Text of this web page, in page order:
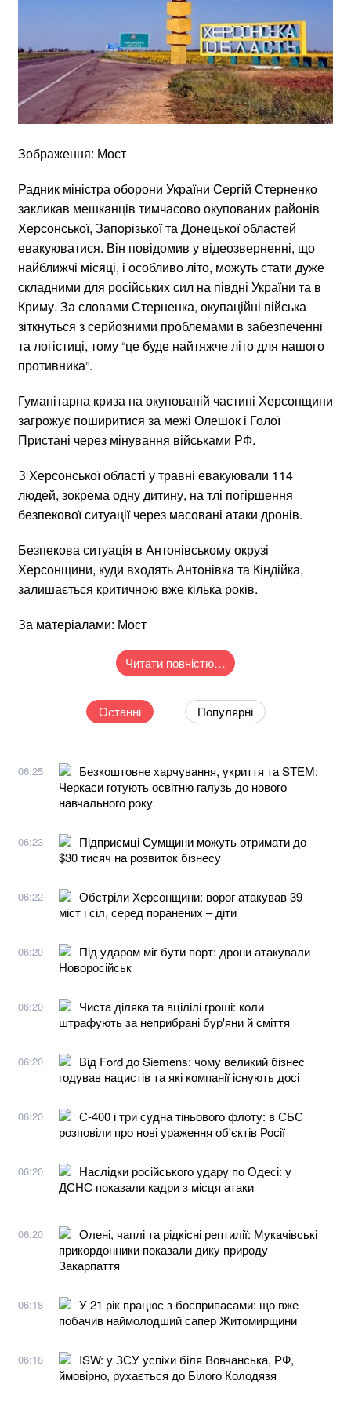
Зображення: Мост
Радник міністра оборони України Сергій Стерненко
закликав мешканців тимчасово окупованих районів
Херсонської, Запорізької та Донецької областей
евакуюватися. Він повідомив у відеозверненні, що
найближчі місяці, і особливо літо, можуть стати дуже
складними для російських сил на півдні України та в
Криму. За словами Стерненка, окупаційні війська
зіткнуться з серйозними проблемами в забезпеченні
та логістиці, тому “це буде найтяжче літо для нашого
противника”.
Гуманітарна криза на окупованій частині Херсонщини
загрожує поширитися за межі Олешок і Голої
Пристані через мінування військами РФ.
З Херсонської області у травні евакуювали 114
людей, зокрема одну дитину, на тлі погіршення
безпекової ситуації через масовані атаки дронів.
Безпекова ситуація в Антонівському окрузі
Херсонщини, куди входять Антонівка та Кіндійка,
залишається критичною вже кілька років.
За матеріалами: Мост
Читати повністю…
Останні Популярні
06:25
Безкоштовне харчування, укриття та STEM:
Черкаси готують освітню галузь до нового
навчального року
06:23
Підприємці Сумщини можуть отримати до
$30 тисяч на розвиток бізнесу
06:22
Обстріли Херсонщини: ворог атакував 39
міст і сіл, серед поранених – діти
06:20
Під ударом міг бути порт: дрони атакували
Новоросійськ
06:20
Чиста діляка та вцілілі гроші: коли
штрафують за неприбрані бур'яни й сміття
06:20
Від Ford до Siemens: чому великий бізнес
годував нацистів та які компанії існують досі
06:20
С-400 і три судна тіньового флоту: в СБС
розповіли про нові ураження об'єктів Росії
06:20
Наслідки російського удару по Одесі: у
ДСНС показали кадри з місця атаки
06:20
Олені, чаплі та рідкісні рептилії: Мукачівські
прикордонники показали дику природу
Закарпаття
06:18
У 21 рік працює з боєприпасами: що вже
побачив наймолодший сапер Житомирщини
06:18
ISW: у ЗСУ успіхи біля Вовчанська, РФ,
ймовірно, рухається до Білого Колодязя